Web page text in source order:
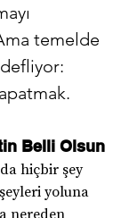
temelde
Belli Olsun
hiçbir şey
yoluna
nereden